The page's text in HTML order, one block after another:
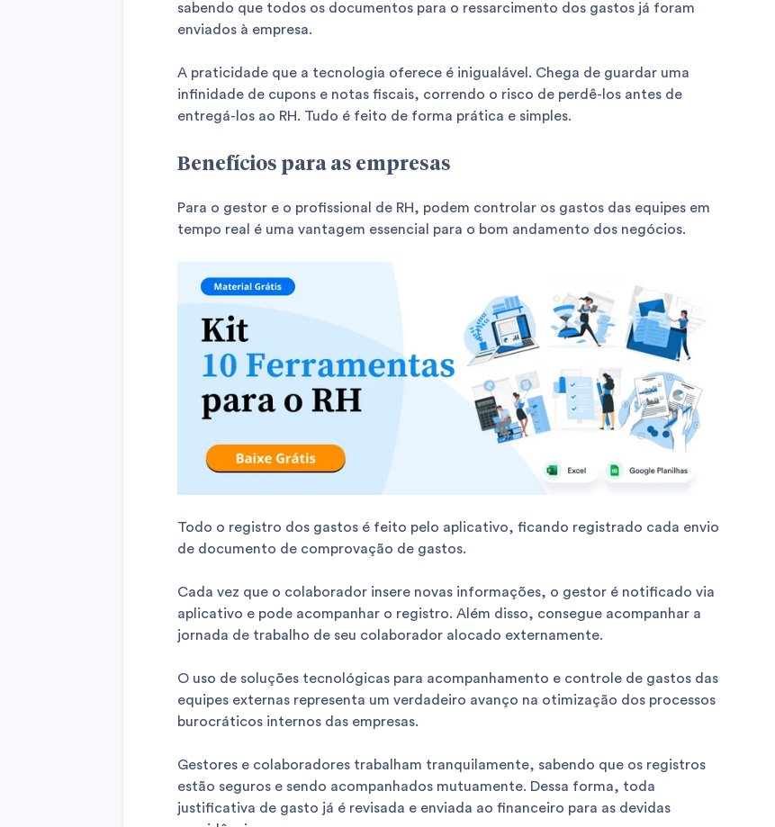
sabendo que todos os documentos para o ressarcimento dos gastos já foram
enviados à empresa.
A praticidade que a tecnologia oferece é inigualável. Chega de guardar uma
infinidade de cupons e notas fiscais, correndo o risco de perdê-los antes de
entregá-los ao RH. Tudo é feito de forma prática e simples.
Benefícios para as empresas
Para o gestor e o profissional de RH, podem controlar os gastos das equipes em
tempo real é uma vantagem essencial para o bom andamento dos negócios.
Todo o registro dos gastos é feito pelo aplicativo, ficando registrado cada envio
de documento de comprovação de gastos.
Cada vez que o colaborador insere novas informações, o gestor é notificado via
aplicativo e pode acompanhar o registro. Além disso, consegue acompanhar a
jornada de trabalho de seu colaborador alocado externamente.
O uso de soluções tecnológicas para acompanhamento e controle de gastos das
equipes externas representa um verdadeiro avanço na otimização dos processos
burocráticos internos das empresas.
Gestores e colaboradores trabalham tranquilamente, sabendo que os registros
estão seguros e sendo acompanhados mutuamente. Dessa forma, toda
justificativa de gasto já é revisada e enviada ao financeiro para as devidas